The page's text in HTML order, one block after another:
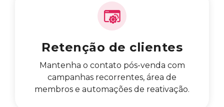
Retenção de clientes
Mantenha o contato pós-venda com
campanhas recorrentes, área de
membros e automações de reativação.